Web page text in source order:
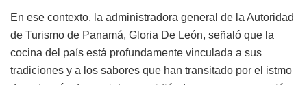
En ese contexto, la administradora general de la Autoridad
de Turismo de Panamá, Gloria De León, señaló que la
cocina del país está profundamente vinculada a sus
tradiciones y a los sabores que han transitado por el istmo